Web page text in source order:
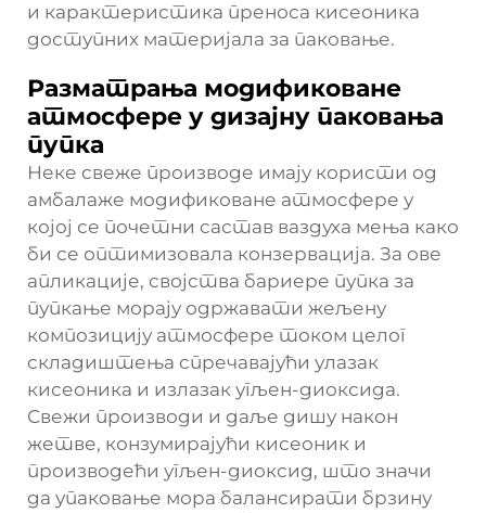
и карактеристика преноса кисеоника
доступних материјала за паковање.
Разматрања модификоване
атмосфере у дизајну паковања
пупка
Неке свеже производе имају користи од
амбалаже модификоване атмосфере у
којој се почетни састав ваздуха мења како
би се оптимизовала конзервација. За ове
апликације, својства бариере пупка за
пупкање морају одржавати жељену
композицију атмосфере током целог
складиштења спречавајући улазак
кисеоника и излазак угљен-диоксида.
Свежи производи и даље дишу након
жетве, конзумирајући кисеоник и
производећи угљен-диоксид, што значи
да упаковање мора балансирати брзину